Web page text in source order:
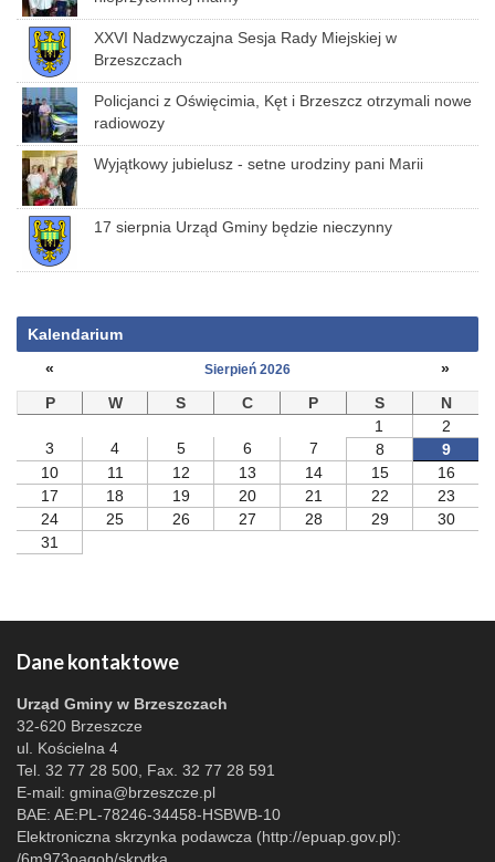
XXVI Nadzwyczajna Sesja Rady Miejskiej w
Brzeszczach
Policjanci z Oświęcimia, Kęt i Brzeszcz otrzymali nowe
radiowozy
Wyjątkowy jubielusz - setne urodziny pani Marii
17 sierpnia Urząd Gminy będzie nieczynny
Kalendarium
«
Sierpień 2026
»
P
W S C P S
N
1
2
3
4 5 6 7 8
9
10
11 12 13 14 15
16
17
18 19 20 21 22
23
24
25 26 27 28 29
30
31
Dane kontaktowe
Urząd Gminy w Brzeszczach
32-620 Brzeszcze
ul. Kościelna 4
Tel. 32 77 28 500, Fax. 32 77 28 591
E-mail: gmina@brzeszcze.pl
BAE: AE:PL-78246-34458-HSBWB-10
Elektroniczna skrzynka podawcza (http://epuap.gov.pl):